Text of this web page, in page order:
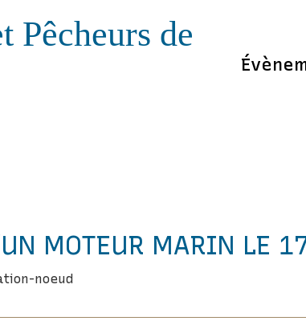
Pêcheurs de
MOTEUR MARIN LE